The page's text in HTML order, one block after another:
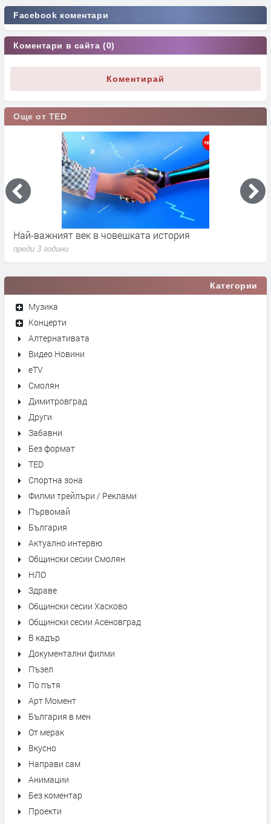
Facebook коментари
Коментари в сайта (0)
Коментирай
Още от TED
Най-важният век в човешката история
преди 3 години
Категории
Музика
Концерти
Алтернативата
Видео Новини
eTV
Смолян
Димитровград
Други
Забавни
Без формат
TED
Спортна зона
Филми трейлъри / Реклами
Първомай
България
Актуално интервю
Общински сесии Смолян
НЛО
Здраве
Общински сесии Хасково
Общински сесии Асеновград
В кадър
Документални филми
Пъзел
По пътя
Арт Момент
България в мен
От мерак
Вкусно
Направи сам
Анимации
Без коментар
Проекти